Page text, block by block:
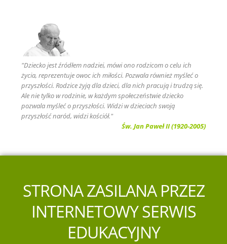
"Dziecko jest źródłem nadziei, mówi ono rodzicom o celu ich
życia, reprezentuje owoc ich miłości. Pozwala również myśleć o
przyszłości. Rodzice żyją dla dzieci, dla nich pracują i trudzą się.
Ale nie tylko w rodzinie, w każdym społeczeństwie dziecko
pozwala myśleć o przyszłości. Widzi w dzieciach swoją
przyszłość naród, widzi kościół."
Św. Jan Paweł II (1920-2005)
STRONA ZASILANA PRZEZ
INTERNETOWY SERWIS
EDUKACYJNY